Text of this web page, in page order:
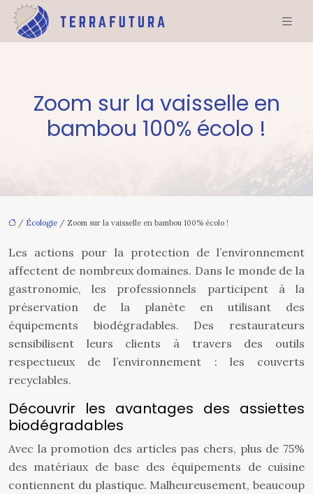
Zoom sur la vaisselle en
bambou 100% écolo !
/ Écologie / Zoom sur la vaisselle en bambou 100% écolo !
Les actions pour la protection de l’environnement
affectent de nombreux domaines. Dans le monde de la
gastronomie, les professionnels participent à la
préservation de la planète en utilisant des
équipements biodégradables. Des restaurateurs
sensibilisent leurs clients à travers des outils
respectueux de l’environnement : les couverts
recyclables.
Découvrir les avantages des assiettes
biodégradables
Avec la promotion des articles pas chers, plus de 75%
des matériaux de base des équipements de cuisine
contiennent du plastique. Malheureusement, beaucoup